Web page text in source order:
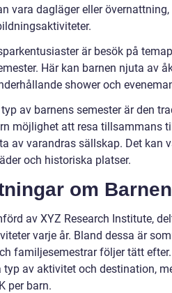
vara dagläger eller
är besök på
Här kan barnen njuta av
shower och
av barnens semester är den
möjlighet att resa tillsammans
av varandras sällskap. Det kan
och historiska platser.
om
av XYZ Research Institute,
varje år. Bland dessa är
familjesemestrar följer tätt
typ av aktivitet och destination,
per barn.